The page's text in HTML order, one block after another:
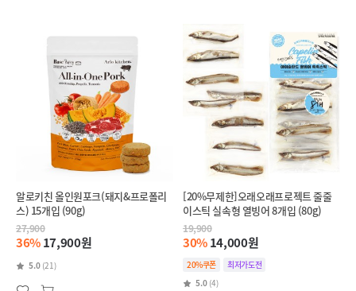
알로키친 올인원포크(돼지&프로폴리
스) 15개입 (90g)
27,900
36%17,900원
5.0 (21)
[20%무제한]오래오래프로젝트 줄줄
이스틱 실속형 열빙어 8개입 (80g)
19,900
30%14,000원
20%쿠폰
최저가도전
5.0 (4)